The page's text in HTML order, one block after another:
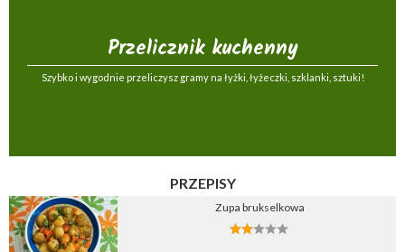
Przelicznik kuchenny
Szybko i wygodnie przeliczysz gramy na łyżki, łyżeczki, szklanki, sztuki!
PRZEPISY
Zupa brukselkowa